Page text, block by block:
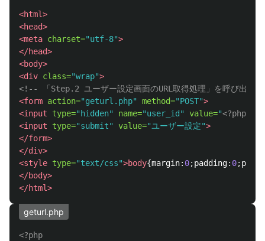
<html>
<head>
<meta charset="utf-8">
</head>
<body>
<div class="wrap">
<!-- 「Step.2 ユーザー設定画面のURL取得処理」を呼び出す
<form action="geturl.php" method="POST">
<input
type="hidden" name="user_id" value="<?php
<input
type="submit" value="ユーザー設定">
</form>
</div>
<style type="text/css">body{margin: 0;padding: 0;
</body>
</html>
geturl.php
<?php